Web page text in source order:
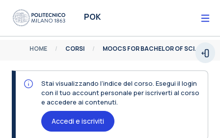
POK
HOME CORSI MOOCS FOR BACHELOR OF SCIENCE
Stai visualizzando l’indice del corso. Esegui il login
con il tuo account personale per iscriverti al corso
e accedere ai contenuti.
Accedi e iscriviti